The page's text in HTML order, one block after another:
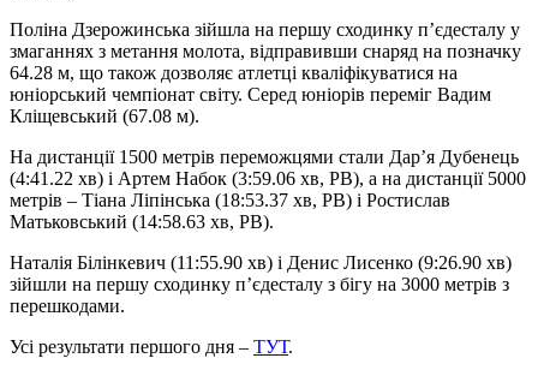
Поліна Дзерожинська зійшла на першу сходинку пʼєдесталу у
змаганнях з метання молота, відправивши снаряд на позначку
64.28 м, що також дозволяє атлетці кваліфікуватися на
юніорський чемпіонат світу. Серед юніорів переміг Вадим
Кліщевський (67.08 м).
На дистанції 1500 метрів переможцями стали Дарʼя Дубенець
(4:41.22 хв) і Артем Набок (3:59.06 хв, РВ), а на дистанції 5000
метрів – Тіана Ліпінська (18:53.37 хв, РВ) і Ростислав
Матьковський (14:58.63 хв, РВ).
Наталія Білінкевич (11:55.90 хв) і Денис Лисенко (9:26.90 хв)
зійшли на першу сходинку пʼєдесталу з бігу на 3000 метрів з
перешкодами.
Усі результати першого дня – ТУТ.